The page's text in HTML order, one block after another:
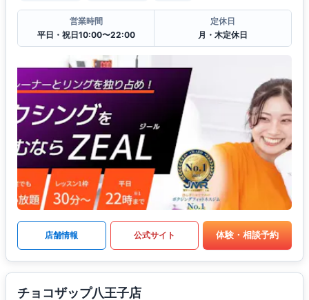
営業時間
平日・祝日10:00〜22:00
定休日
月・木定休日
店舗情報 公式サイト 体験・相談予約
チョコザップ八王子店